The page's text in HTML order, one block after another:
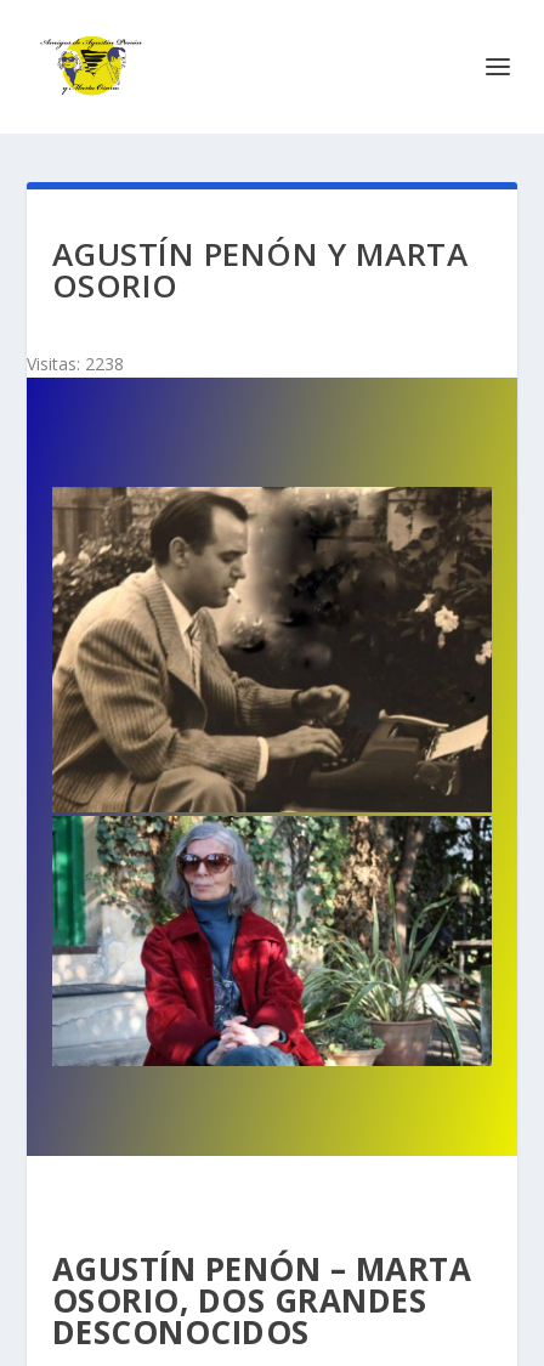
AGUSTÍN PENÓN Y MARTA
OSORIO
Visitas: 2238
AGUSTÍN PENÓN – MARTA
OSORIO, DOS GRANDES
DESCONOCIDOS